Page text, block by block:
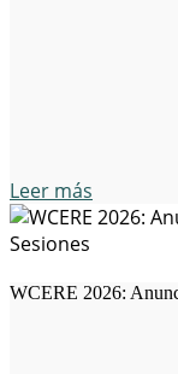
Leer más
WCERE 2026: